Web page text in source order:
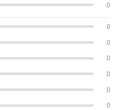
0
0
0
0
0
0
0